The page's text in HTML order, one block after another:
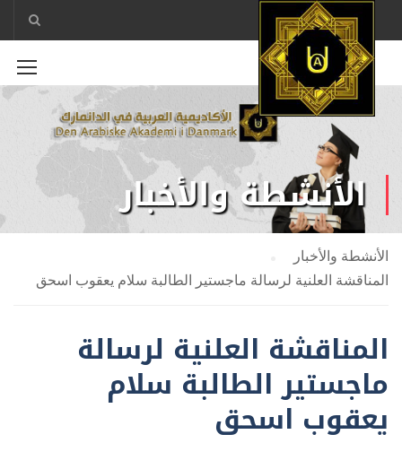
الأنشطة والأخبار
الأنشطة والأخبار
المناقشة العلنية لرسالة ماجستير الطالبة سلام يعقوب اسحق
المناقشة العلنية لرسالة
ماجستير الطالبة سلام
يعقوب اسحق